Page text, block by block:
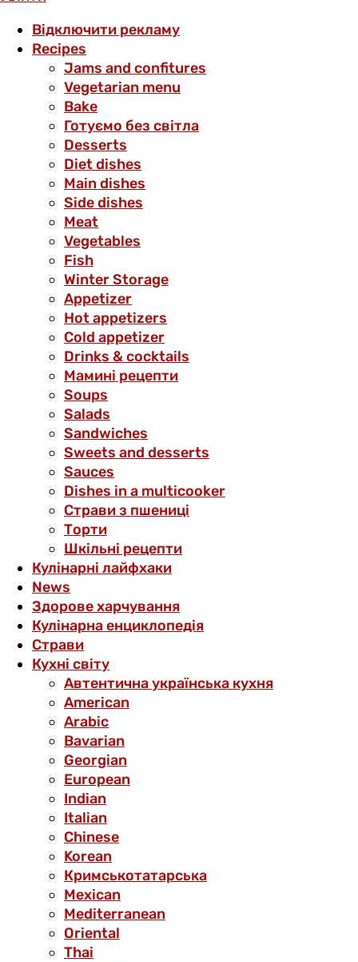
Відключити рекламу
Recipes
Jams and confitures
Vegetarian menu
Bake
Готуємо без світла
Desserts
Diet dishes
Main dishes
Side dishes
Meat
Vegetables
Fish
Winter Storage
Аppetizer
Hot appetizers
Cold appetizer
Drinks & cocktails
Мамині рецепти
Soups
Salads
Sandwiches
Sweets and desserts
Sauces
Dishes in a multicooker
Страви з пшениці
Торти
Шкільні рецепти
Кулінарні лайфхаки
News
Здорове харчування
Кулінарна енциклопедія
Страви
Кухні світу
Автентична українська кухня
American
Arabic
Bavarian
Georgian
European
Indian
Italian
Chinese
Korean
Кримськотатарська
Mexican
Mediterranean
Oriental
Thai